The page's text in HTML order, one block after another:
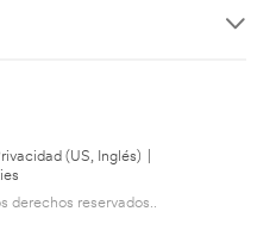
(US, Inglés)
reservados..